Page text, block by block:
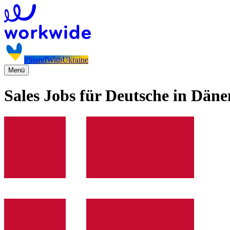
#StandWithUkraine
Menü
Sales Jobs für Deutsche in